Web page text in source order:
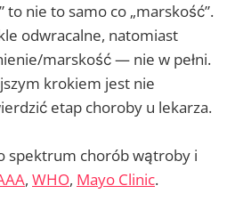
to nie to samo co „marskość”.
odwracalne, natomiast
marskość — nie w pełni.
krokiem jest nie
etap choroby u lekarza.
spektrum chorób wątroby i
, WHO, Mayo Clinic.